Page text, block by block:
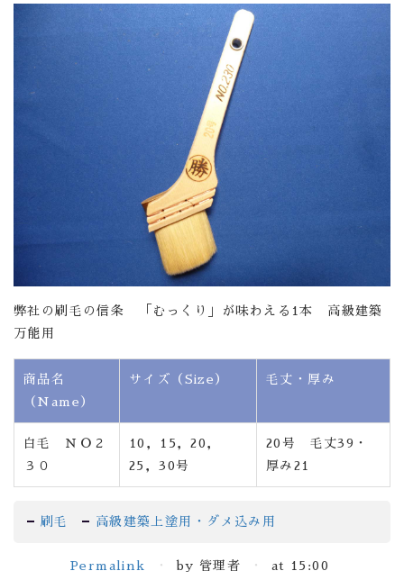
弊社の刷毛の信条 「むっくり」が味わえる1本 高級建築
万能用
商品名
（Name）
サイズ（Size） 毛丈・厚み
白毛 ＮＯ２
３０
10，15，20，
25，30号
20号 毛丈39・
厚み21
刷毛 高級建築上塗用・ダメ込み用
Permalink by 管理者 at 15:00